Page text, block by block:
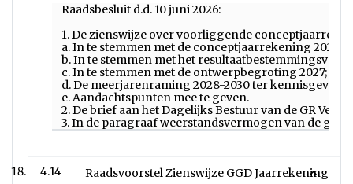
Raadsbesluit d.d. 10 juni 2026:
1. De zienswijze over voorliggende
a. In te stemmen met de conceptjaarrekening 2025;
b. In te stemmen met het
c. In te stemmen met de ontwerpbegroting 2027;
d. De meerjarenraming 2028-2030 ter kennisgeving
e. Aandachtspunten mee te geven.
2. De brief aan het Dagelijks Bestuur van de GR
3. In de paragraaf weerstandsvermogen van de
4.14
Raadsvoorstel Zienswijze GGD Jaarrekening